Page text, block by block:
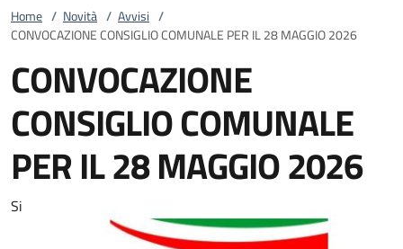
Home / Novità / Avvisi /
CONVOCAZIONE CONSIGLIO COMUNALE PER IL 28 MAGGIO 2026
CONVOCAZIONE
CONSIGLIO COMUNALE
PER IL 28 MAGGIO 2026
Si